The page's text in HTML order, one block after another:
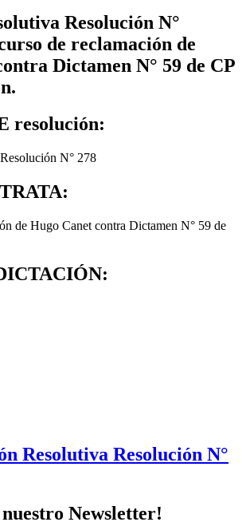
Resolución N°
de reclamación de
Dictamen N° 59 de CP
resolución:
N° 278
de Hugo Canet contra Dictamen N° 59 de
Resolutiva Resolución N°
nuestro Newsletter!